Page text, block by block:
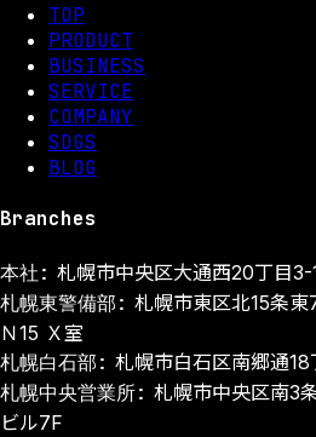
TOP
PRODUCT
BUSINESS
SERVICE
COMPANY
SDGS
BLOG
Branches
本社: 札幌市中央区大通西20丁目3-
札幌東警備部: 札幌市東区北15条
Ｎ15 Ｘ室
札幌白石部: 札幌市白石区南郷通
札幌中央営業所: 札幌市中央区南3
ビル7F